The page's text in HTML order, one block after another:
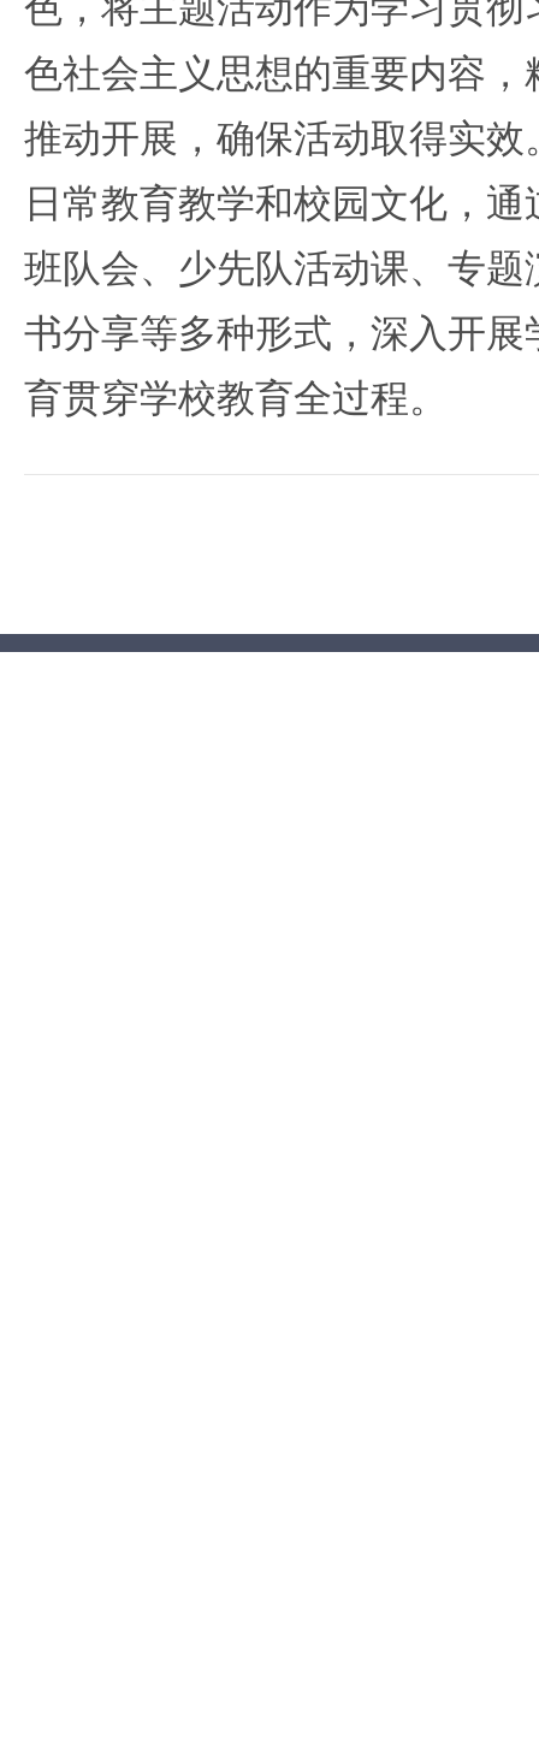
色社会主义思想的重要内容
推动开展，确保活动取得实
日常教育教学和校园文化，
班队会、少先队活动课、专
书分享等多种形式，深入开
育贯穿学校教育全过程。